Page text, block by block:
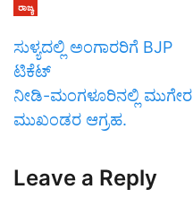
ರಾಜ್ಯ
ಸುಳ್ಯದಲ್ಲಿ ಅಂಗಾರರಿಗೆ BJP
ಟಿಕೆಟ್
ನೀಡಿ-ಮಂಗಳೂರಿನಲ್ಲಿ ಮುಗೇರ
ಮುಖಂಡರ ಆಗ್ರಹ.
Leave a Reply